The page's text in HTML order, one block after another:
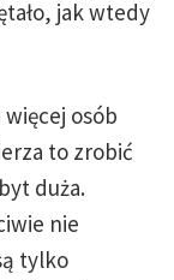
jak wtedy
osób
to zrobić
duża.
nie
tylko